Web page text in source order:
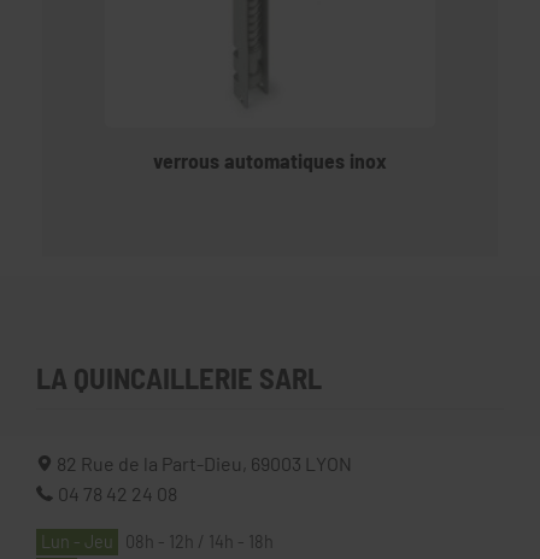
verrous automatiques inox
LA QUINCAILLERIE SARL
82 Rue de la Part-Dieu, 69003
LYON
04 78 42 24 08
Lun - Jeu
08h - 12h / 14h - 18h